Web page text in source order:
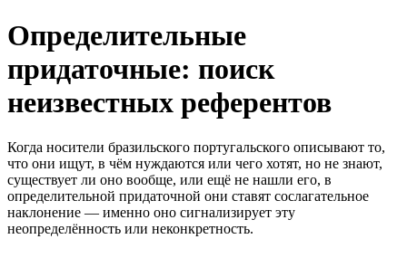
Определительные
придаточные: поиск
неизвестных референтов
Когда носители бразильского португальского описывают то,
что они ищут, в чём нуждаются или чего хотят, но не знают,
существует ли оно вообще, или ещё не нашли его, в
определительной придаточной они ставят сослагательное
наклонение — именно оно сигнализирует эту
неопределённость или неконкретность.